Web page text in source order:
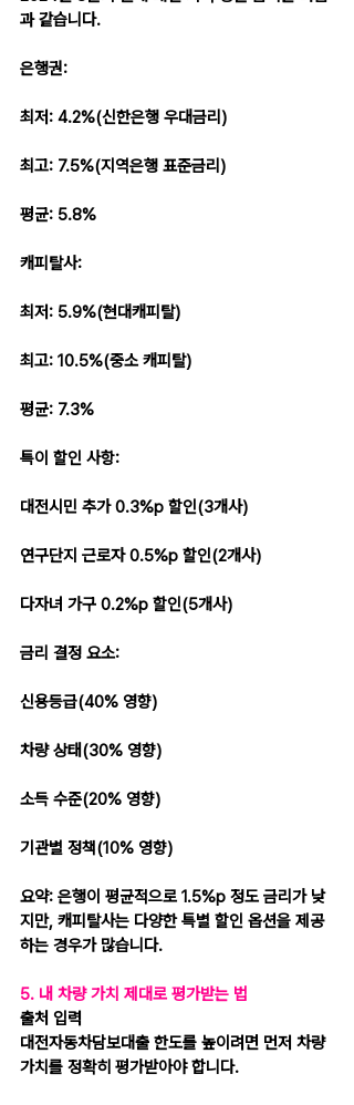
과 같습니다.
은행권:
최저: 4.2%(신한은행 우대금리)
최고: 7.5%(지역은행 표준금리)
평균: 5.8%
캐피탈사:
최저: 5.9%(현대캐피탈)
최고: 10.5%(중소 캐피탈)
평균: 7.3%
특이 할인 사항:
대전시민 추가 0.3%p 할인(3개사)
연구단지 근로자 0.5%p 할인(2개사)
다자녀 가구 0.2%p 할인(5개사)
금리 결정 요소:
신용등급(40% 영향)
차량 상태(30% 영향)
소득 수준(20% 영향)
기관별 정책(10% 영향)
요약: 은행이 평균적으로 1.5%p 정도 금리가 낮
지만, 캐피탈사는 다양한 특별 할인 옵션을 제공
하는 경우가 많습니다.
5. 내 차량 가치 제대로 평가받는 법
출처 입력
대전자동차담보대출 한도를 높이려면 먼저 차량
가치를 정확히 평가받아야 합니다.